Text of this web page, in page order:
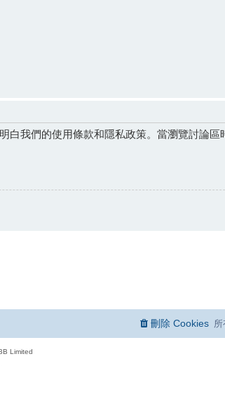
我們的使用條款和隱私政策。當瀏覽討論區
刪除 Cookies
Limited